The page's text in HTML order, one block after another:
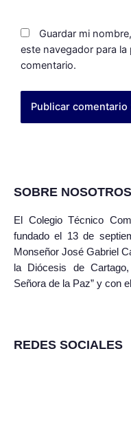
Guardar mi
este navegador para
comentario.
SOBRE NOSOTROS
El Colegio Técnico
fundado el 13 de
Monseñor José Gabriel
la Diócesis de
Señora de la Paz” y con
REDES SOCIALES